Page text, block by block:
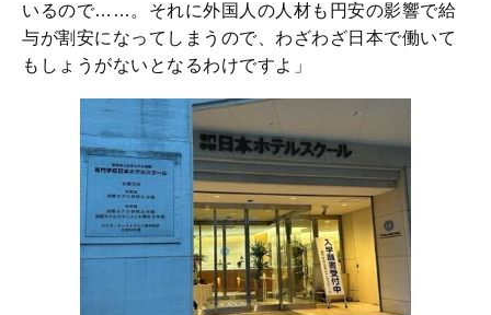
いるので……。それに外国人の人材も円安の影響で給
与が割安になってしまうので、わざわざ日本で働いて
もしょうがないとなるわけですよ」